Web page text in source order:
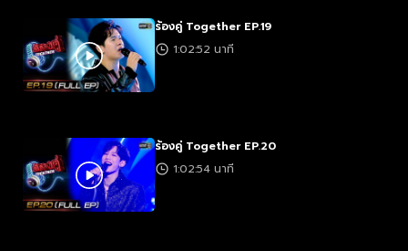
ร้องคู่ Together EP.19
1:02:52 นาที
ร้องคู่ Together EP.20
1:02:54 นาที